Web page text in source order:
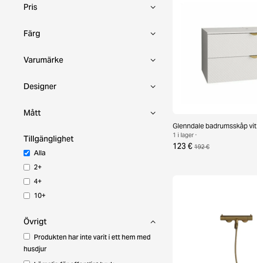
Pris
Färg
Varumärke
Designer
Mått
Tillgänglighet
Alla
2+
4+
10+
Övrigt
Produkten har inte varit i ett hem med
husdjur
Glenndale badrumsskåp vit
1 i lager ·
123 € 192 €